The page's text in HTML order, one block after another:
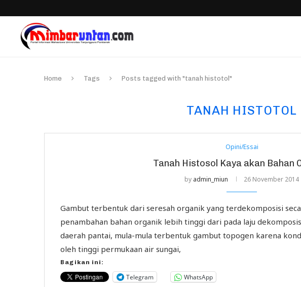
Home Tags Posts tagged with "tanah histotol"
TANAH HISTOTOL
Opini/Essai
Tanah Histosol Kaya akan Bahan
by admin_miun 26 November 2014
Gambut terbentuk dari seresah organik yang terdekomposisi
penambahan bahan organik lebih tinggi dari pada laju
daerah pantai, mula-mula terbentuk gambut topogen karena
oleh tinggi permukaan air sungai,
Bagikan ini:
Telegram WhatsApp